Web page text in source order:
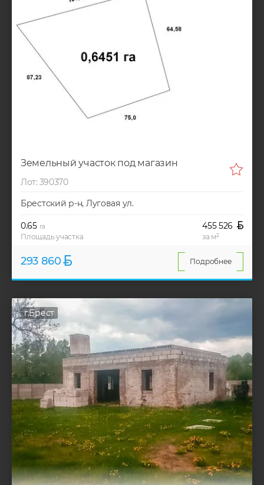
Земельный участок под магазин
Лот: 390370
Брестский р-н, Луговая ул.
0.65 га
Площадь участка
455 526
за м²
293 860 Подробнее
г.Брест